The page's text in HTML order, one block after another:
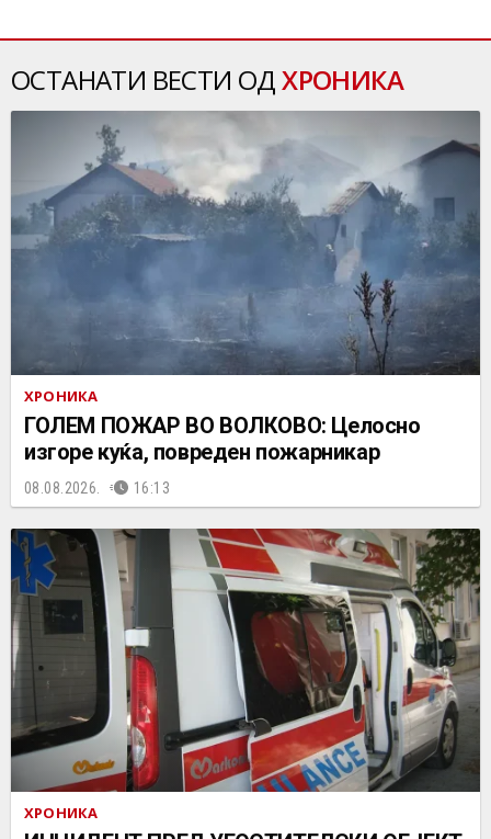
ОСТАНАТИ ВЕСТИ ОДХРОНИКА
ХРОНИКА
ГОЛЕМ ПОЖАР ВО ВОЛКОВО: Целосно
изгоре куќа, повреден пожарникар
08.08.2026. 16:13
ХРОНИКА